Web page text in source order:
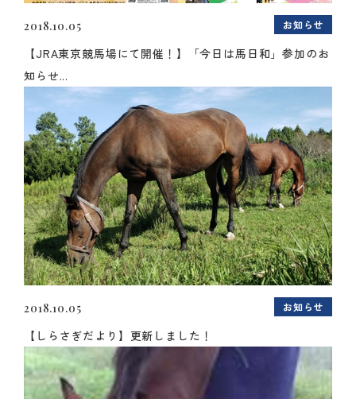
2018.10.05 お知らせ
【JRA東京競馬場にて開催！】「今日は馬日和」参加のお
知らせ...
2018.10.05 お知らせ
【しらさぎだより】更新しました！